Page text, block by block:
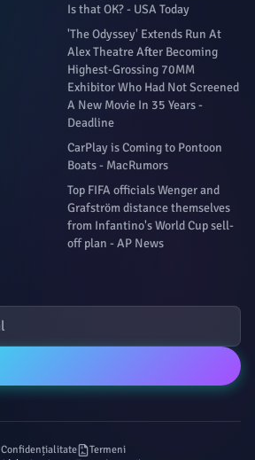
Is that OK? - USA Today
'The Odyssey' Extends Run At
Alex Theatre After Becoming
Highest-Grossing 70MM
Exhibitor Who Had Not Screened
A New Movie In 35 Years -
Deadline
CarPlay is Coming to Pontoon
Boats - MacRumors
Top FIFA officials Wenger and
Grafström distance themselves
from Infantino's World Cup sell-
off plan - AP News
Confidențialitate
Termeni